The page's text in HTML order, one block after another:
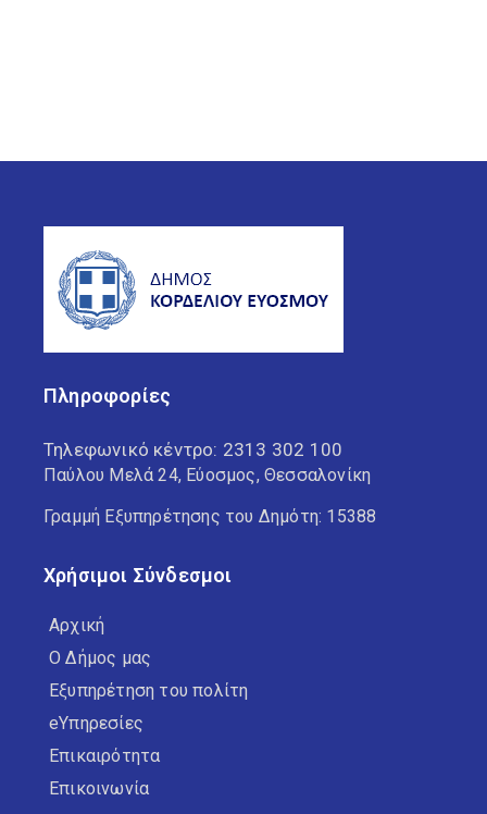
Πληροφορίες
Τηλεφωνικό κέντρο: 2313 302 100
Παύλου Μελά 24, Εύοσμος, Θεσσαλονίκη
Γραμμή Εξυπηρέτησης του Δημότη: 15388
Χρήσιμοι Σύνδεσμοι
Αρχική
Ο Δήμος μας
Εξυπηρέτηση του πολίτη
eΥπηρεσίες
Επικαιρότητα
Επικοινωνία